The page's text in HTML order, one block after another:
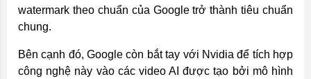
watermark theo chuẩn của Google trở thành tiêu chuẩn
chung.
Bên cạnh đó, Google còn bắt tay với Nvidia để tích hợp
công nghệ này vào các video AI được tạo bởi mô hình